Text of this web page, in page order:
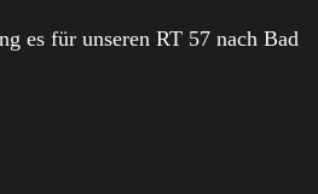
es für unseren RT 57 nach Bad